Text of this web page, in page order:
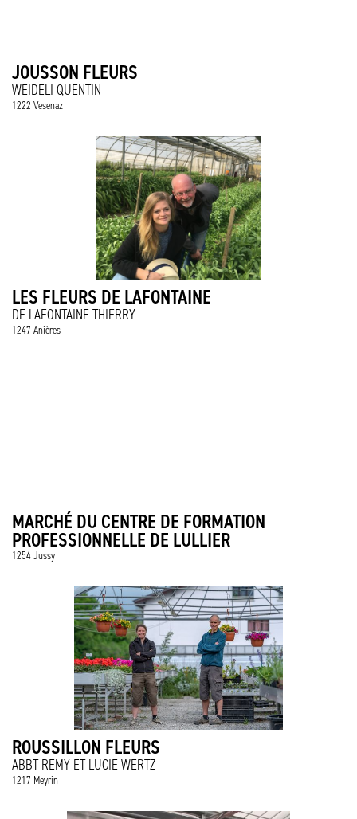
JOUSSON FLEURS
WEIDELI QUENTIN
1222 Vesenaz
LES FLEURS DE LAFONTAINE
DE LAFONTAINE THIERRY
1247 Anières
MARCHÉ DU CENTRE DE FORMATION
PROFESSIONNELLE DE LULLIER
1254 Jussy
ROUSSILLON FLEURS
ABBT REMY ET LUCIE WERTZ
1217 Meyrin